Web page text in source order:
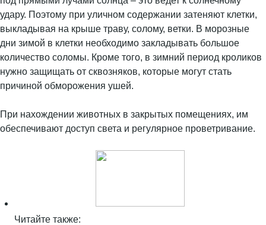
удару. Поэтому при уличном содержании затеняют клетки,
выкладывая на крыше траву, солому, ветки. В морозные
дни зимой в клетки необходимо закладывать большое
количество соломы. Кроме того, в зимний период кроликов
нужно защищать от сквозняков, которые могут стать
причиной обморожения ушей.
При нахождении животных в закрытых помещениях, им
обеспечивают доступ света и регулярное проветривание.
Читайте также: